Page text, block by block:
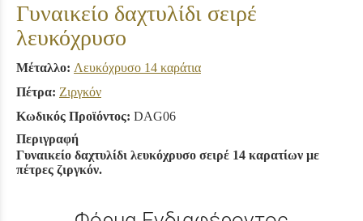
Γυναικείο δαχτυλίδι σειρέ
λευκόχρυσο
Μέταλλο: Λευκόχρυσο 14 καράτια
Πέτρα: Ζιργκόν
Κωδικός Προϊόντος: DAG06
Περιγραφή
Γυναικείο δαχτυλίδι λευκόχρυσο σειρέ 14 καρατίων με
πέτρες ζιργκόν.